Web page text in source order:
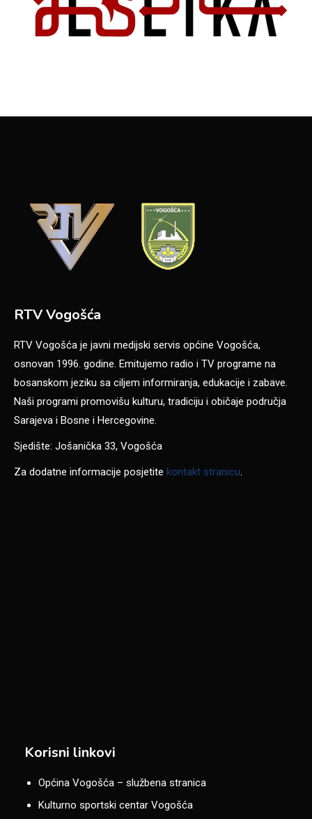
RTV Vogošća
RTV Vogošća je javni medijski servis općine Vogošća,
osnovan 1996. godine. Emitujemo radio i TV programe na
bosanskom jeziku sa ciljem informiranja, edukacije i zabave.
Naši programi promovišu kulturu, tradiciju i običaje područja
Sarajeva i Bosne i Hercegovine.
Sjedište: Jošanička 33, Vogošća
Za dodatne informacije posjetite kontakt stranicu
Korisni linkovi
Općina Vogošća – službena stranica
Kulturno sportski centar Vogošća